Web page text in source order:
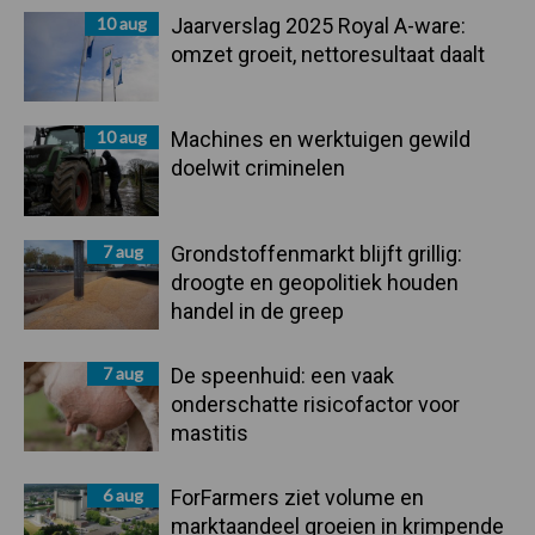
10 aug
Jaarverslag 2025 Royal A-ware:
omzet groeit, nettoresultaat daalt
10 aug
Machines en werktuigen gewild
doelwit criminelen
7 aug
Grondstoffenmarkt blijft grillig:
droogte en geopolitiek houden
handel in de greep
7 aug
De speenhuid: een vaak
onderschatte risicofactor voor
mastitis
6 aug
ForFarmers ziet volume en
marktaandeel groeien in krimpende